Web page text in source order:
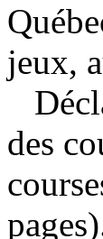
jeux,
des